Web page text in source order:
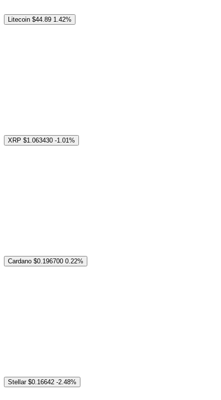
Litecoin $44.89 1.42%
XRP $1.063430 -1.01%
Cardano $0.196700 0.22%
Stellar $0.16642 -2.48%